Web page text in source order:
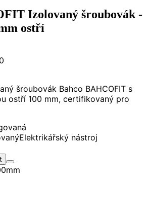
Izolovaný šroubovák -
ostří
šroubovák Bahco BAHCOFIT s
ostří 100 mm, certifikovaný pro
Elektrikářský nástroj